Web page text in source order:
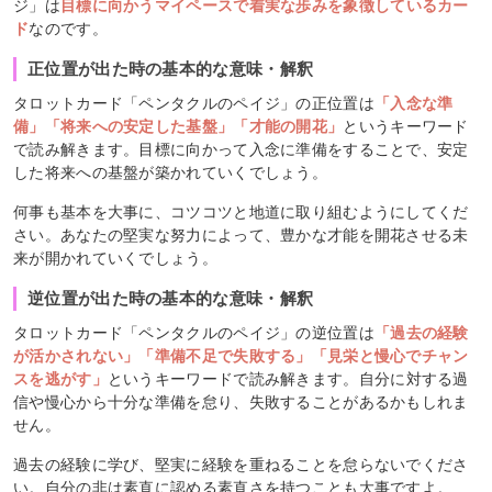
ジ」は 目標に向かうマイペースで着実な歩みを象徴しているカー
ドなのです。
正位置が出た時の基本的な意味・解釈
タロットカード「ペンタクルのペイジ」の正位置は 「入念な準
備」「将来への安定した基盤」「才能の開花」 というキーワード
で読み解きます。目標に向かって入念に準備をすることで、安定
した将来への基盤が築かれていくでしょう。
何事も基本を大事に、コツコツと地道に取り組むようにしてくだ
さい。あなたの堅実な努力によって、豊かな才能を開花させる未
来が開かれていくでしょう。
逆位置が出た時の基本的な意味・解釈
タロットカード「ペンタクルのペイジ」の逆位置は 「過去の経験
が活かされない」「準備不足で失敗する」「見栄と慢心でチャン
スを逃がす」 というキーワードで読み解きます。自分に対する過
信や慢心から十分な準備を怠り、失敗することがあるかもしれま
せん。
過去の経験に学び、堅実に経験を重ねることを怠らないでくださ
い。自分の非は素直に認める素直さを持つことも大事ですよ。